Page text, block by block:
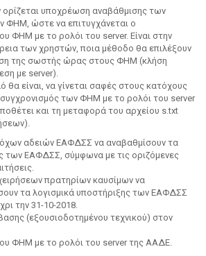
υποχρέωση αναβάθμισης των
ΦΗΜ, ώστε να επιτυγχάνεται ο
ΦΗΜ με το ρολόι του server. Είναι στην
των χρηστών, ποια μέθοδο θα επιλέξουν
της σωστής ώρας στους ΦΗΜ (κλήση
με server).
θα είναι, να γίνεται σαφές στους κατόχους
των ΦΗΜ με το ρολόι του server
και τη μεταφορά του αρχείου s.txt
αδειών ΕΑΦΔΣΣ να αναβαθμίσουν τα
των ΕΑΦΔΣΣ, σύμφωνα με τις οριζόμενες
πρατηρίων καυσίμων να
τα λογισμικά υποστήριξης των ΕΑΦΔΣΣ
την 31-10-2018.
(εξουσιοδοτημένου τεχνικού) στον
ΦΗΜ με το ρολόι του server της ΑΑΔΕ.